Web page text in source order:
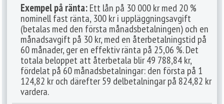
Exempel på ränta:Ett lån på 30 000 kr med 20 %
nominell fast ränta, 300 kr i uppläggningsavgift
(betalas med den första månadsbetalningen) och en
månadsavgift på 30 kr, med en återbetalningstid på
60 månader, ger en effektiv ränta på 25,06 %. Det
totala beloppet att återbetala blir 49 788,84 kr,
fördelat på 60 månadsbetalningar: den första på 1
124,82 kr och därefter 59 delbetalningar på 824,82 kr
vardera.